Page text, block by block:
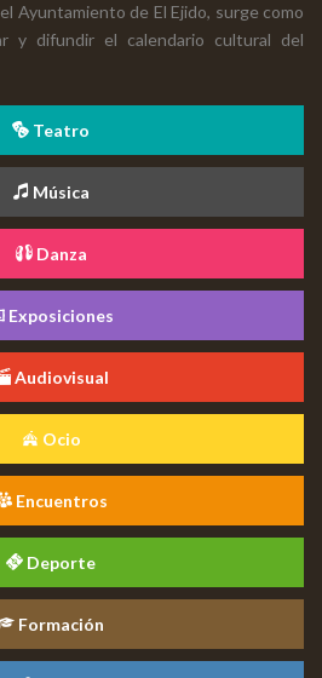
Ayuntamiento de El Ejido, surge como
y difundir el calendario cultural del
Teatro
Música
Danza
Exposiciones
Audiovisual
Ocio
Encuentros
Deporte
Formación